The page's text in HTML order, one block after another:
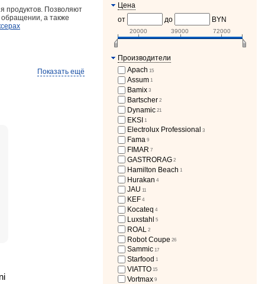
продуктов. Позволяют
а также
Показать ещё
Цена
от
до BYN
20000 39000 72000
Производители
Apach 15
Assum 1
Bamix 3
Bartscher 2
Dynamic 21
EKSI 1
Electrolux Professional 3
Fama 9
FIMAR 7
GASTRORAG 2
Hamilton Beach 1
Hurakan 4
JAU 11
KEF 4
Kocateq 4
Luxstahl 5
ROAL 2
Robot Coupe 26
Sammic 17
Starfood 1
VIATTO 15
Vortmax 9